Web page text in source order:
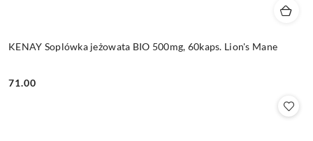
KENAY Soplówka jeżowata BIO 500mg, 60kaps. Lion's Mane
Cena:
71.00